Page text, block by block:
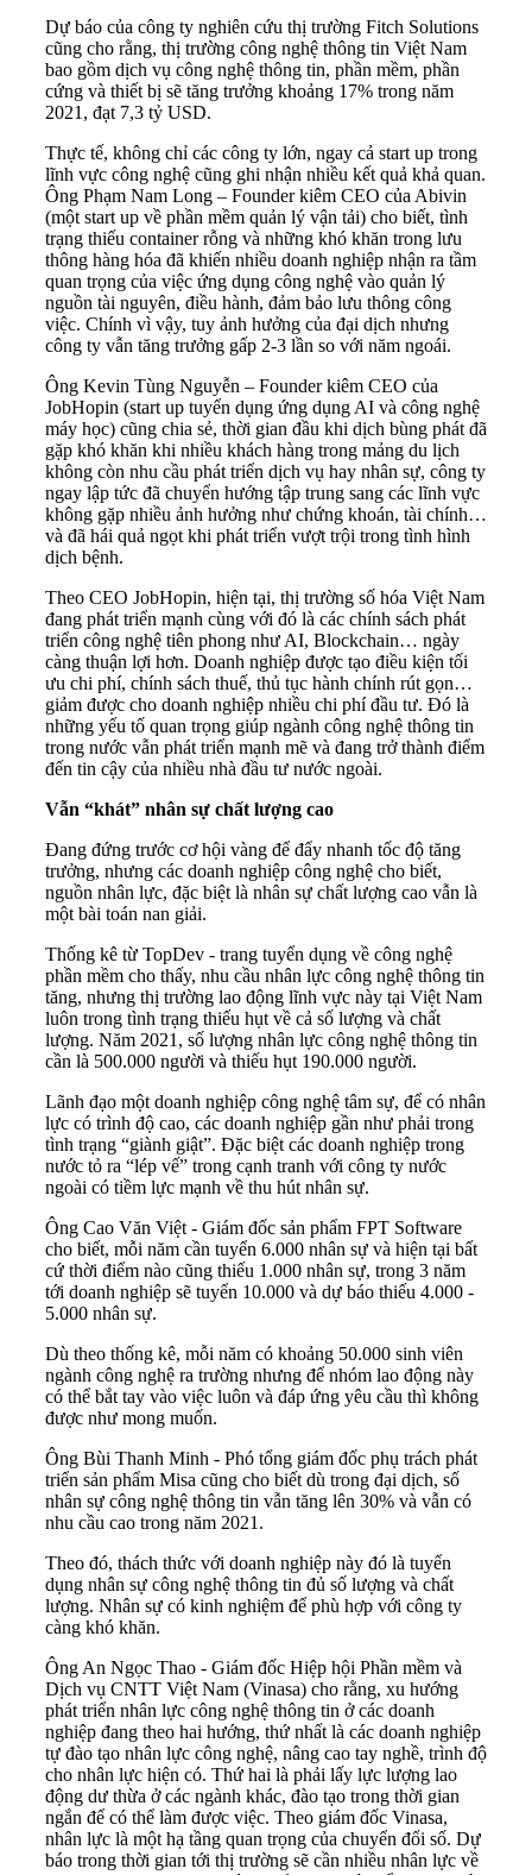
Dự báo của công ty nghiên cứu thị trường Fitch Solutions
cũng cho rằng, thị trường công nghệ thông tin Việt Nam
bao gồm dịch vụ công nghệ thông tin, phần mềm, phần
cứng và thiết bị sẽ tăng trưởng khoảng 17% trong năm
2021, đạt 7,3 tỷ USD.
Thực tế, không chỉ các công ty lớn, ngay cả start up trong
lĩnh vực công nghệ cũng ghi nhận nhiều kết quả khả quan.
Ông Phạm Nam Long – Founder kiêm CEO của Abivin
(một start up về phần mềm quản lý vận tải) cho biết, tình
trạng thiếu container rỗng và những khó khăn trong lưu
thông hàng hóa đã khiến nhiều doanh nghiệp nhận ra tầm
quan trọng của việc ứng dụng công nghệ vào quản lý
nguồn tài nguyên, điều hành, đảm bảo lưu thông công
việc. Chính vì vậy, tuy ảnh hưởng của đại dịch nhưng
công ty vẫn tăng trưởng gấp 2-3 lần so với năm ngoái.
Ông Kevin Tùng Nguyễn – Founder kiêm CEO của
JobHopin (start up tuyển dụng ứng dụng AI và công nghệ
máy học) cũng chia sẻ, thời gian đầu khi dịch bùng phát đã
gặp khó khăn khi nhiều khách hàng trong mảng du lịch
không còn nhu cầu phát triển dịch vụ hay nhân sự, công ty
ngay lập tức đã chuyển hướng tập trung sang các lĩnh vực
không gặp nhiều ảnh hưởng như chứng khoán, tài chính…
và đã hái quả ngọt khi phát triển vượt trội trong tình hình
dịch bệnh.
Theo CEO JobHopin, hiện tại, thị trường số hóa Việt Nam
đang phát triển mạnh cùng với đó là các chính sách phát
triển công nghệ tiên phong như AI, Blockchain… ngày
càng thuận lợi hơn. Doanh nghiệp được tạo điều kiện tối
ưu chi phí, chính sách thuế, thủ tục hành chính rút gọn…
giảm được cho doanh nghiệp nhiều chi phí đầu tư. Đó là
những yếu tố quan trọng giúp ngành công nghệ thông tin
trong nước vẫn phát triển mạnh mẽ và đang trở thành điểm
đến tin cậy của nhiều nhà đầu tư nước ngoài.
Vẫn “khát” nhân sự chất lượng cao
Đang đứng trước cơ hội vàng để đẩy nhanh tốc độ tăng
trưởng, nhưng các doanh nghiệp công nghệ cho biết,
nguồn nhân lực, đặc biệt là nhân sự chất lượng cao vẫn là
một bài toán nan giải.
Thống kê từ TopDev - trang tuyển dụng về công nghệ
phần mềm cho thấy, nhu cầu nhân lực công nghệ thông tin
tăng, nhưng thị trường lao động lĩnh vực này tại Việt Nam
luôn trong tình trạng thiếu hụt về cả số lượng và chất
lượng. Năm 2021, số lượng nhân lực công nghệ thông tin
cần là 500.000 người và thiếu hụt 190.000 người.
Lãnh đạo một doanh nghiệp công nghệ tâm sự, để có nhân
lực có trình độ cao, các doanh nghiệp gần như phải trong
tình trạng “giành giật”. Đặc biệt các doanh nghiệp trong
nước tỏ ra “lép vế” trong cạnh tranh với công ty nước
ngoài có tiềm lực mạnh về thu hút nhân sự.
Ông Cao Văn Việt - Giám đốc sản phẩm FPT Software
cho biết, mỗi năm cần tuyển 6.000 nhân sự và hiện tại bất
cứ thời điểm nào cũng thiếu 1.000 nhân sự, trong 3 năm
tới doanh nghiệp sẽ tuyển 10.000 và dự báo thiếu 4.000 -
5.000 nhân sự.
Dù theo thống kê, mỗi năm có khoảng 50.000 sinh viên
ngành công nghệ ra trường nhưng để nhóm lao động này
có thể bắt tay vào việc luôn và đáp ứng yêu cầu thì không
được như mong muốn.
Ông Bùi Thanh Minh - Phó tổng giám đốc phụ trách phát
triển sản phẩm Misa cũng cho biết dù trong đại dịch, số
nhân sự công nghệ thông tin vẫn tăng lên 30% và vẫn có
nhu cầu cao trong năm 2021.
Theo đó, thách thức với doanh nghiệp này đó là tuyển
dụng nhân sự công nghệ thông tin đủ số lượng và chất
lượng. Nhân sự có kinh nghiệm để phù hợp với công ty
càng khó khăn.
Ông An Ngọc Thao - Giám đốc Hiệp hội Phần mềm và
Dịch vụ CNTT Việt Nam (Vinasa) cho rằng, xu hướng
phát triển nhân lực công nghệ thông tin ở các doanh
nghiệp đang theo hai hướng, thứ nhất là các doanh nghiệp
tự đào tạo nhân lực công nghệ, nâng cao tay nghề, trình độ
cho nhân lực hiện có. Thứ hai là phải lấy lực lượng lao
động dư thừa ở các ngành khác, đào tạo trong thời gian
ngắn để có thể làm được việc. Theo giám đốc Vinasa,
nhân lực là một hạ tầng quan trọng của chuyển đổi số. Dự
báo trong thời gian tới thị trường sẽ cần nhiều nhân lực về